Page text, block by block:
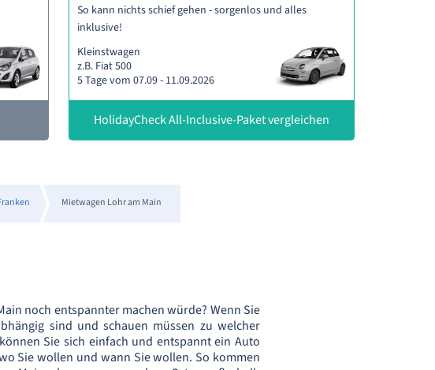
So kann nichts schief gehen - sorgenlos und alles
inklusive!
Kleinstwagen
z.B. Fiat 500
5 Tage vom 07.09 - 11.09.2026
HolidayCheck All-Inclusive-Paket vergleichen
Mietwagen Lohr am Main
noch entspannter machen würde? Wenn Sie
sind und schauen müssen zu welcher
Sie sich einfach und entspannt ein Auto
Sie wollen und wann Sie wollen. So kommen